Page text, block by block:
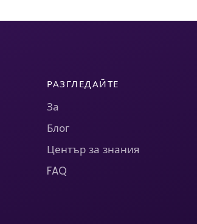
РАЗГЛЕДАЙТЕ
За
Блог
Център за знания
FAQ